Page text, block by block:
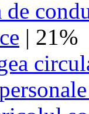
| 21%